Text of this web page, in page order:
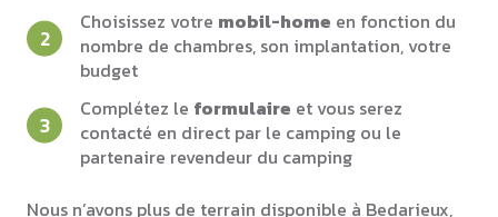
Choisissez votre mobil-home en fonction du
nombre de chambres, son implantation, votre
budget
Complétez le formulaire et vous serez
contacté en direct par le camping ou le
partenaire revendeur du camping
Nous n’avons plus de terrain disponible à Bedarieux,